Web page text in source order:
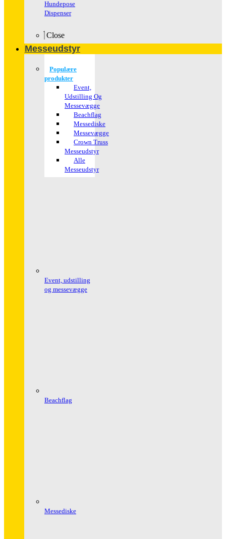
Hundepose
Dispenser
Close
Messeudstyr
Populære
produkter
Event,
Udstilling Og
Messevægge
Beachflag
Messediske
Messevægge
Crown Truss
Messeudstyr
Alle
Messeudstyr
Event, udstilling
og messevægge
Beachflag
Messediske